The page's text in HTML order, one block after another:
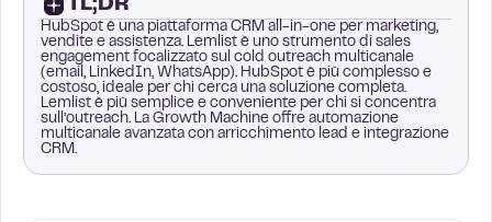
TL;DR
HubSpot è una piattaforma CRM all-in-one per marketing,
vendite e assistenza. Lemlist è uno strumento di sales
engagement focalizzato sul cold outreach multicanale
(email, LinkedIn, WhatsApp). HubSpot è più complesso e
costoso, ideale per chi cerca una soluzione completa.
Lemlist è più semplice e conveniente per chi si concentra
sull’outreach. La Growth Machine offre automazione
multicanale avanzata con arricchimento lead e integrazione
CRM.